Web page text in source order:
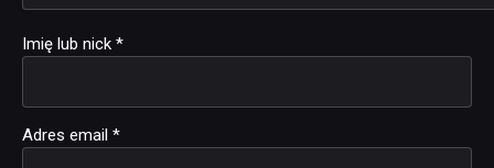
Imię lub nick *
Adres email *